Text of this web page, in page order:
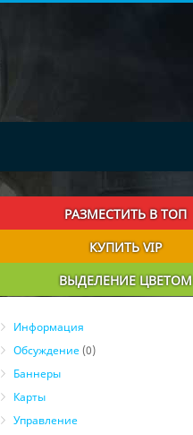
РАЗМЕСТИТЬ В ТОП
КУПИТЬ VIP
ВЫДЕЛЕНИЕ ЦВЕТОМ
Информация
Обсуждение(0)
Баннеры
Карты
Управление